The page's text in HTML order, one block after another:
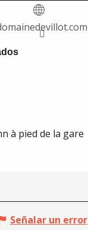
à pied de la gare
Señalar un error